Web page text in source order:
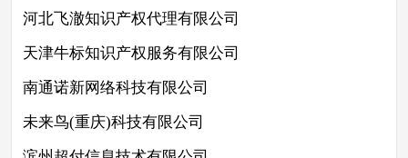
河北飞澈知识产权代理有限公司
天津牛标知识产权服务有限公司
南通诺新网络科技有限公司
未来鸟(重庆)科技有限公司